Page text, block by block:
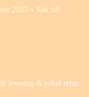
2023 » Søk nå!
levering & enkel retur.